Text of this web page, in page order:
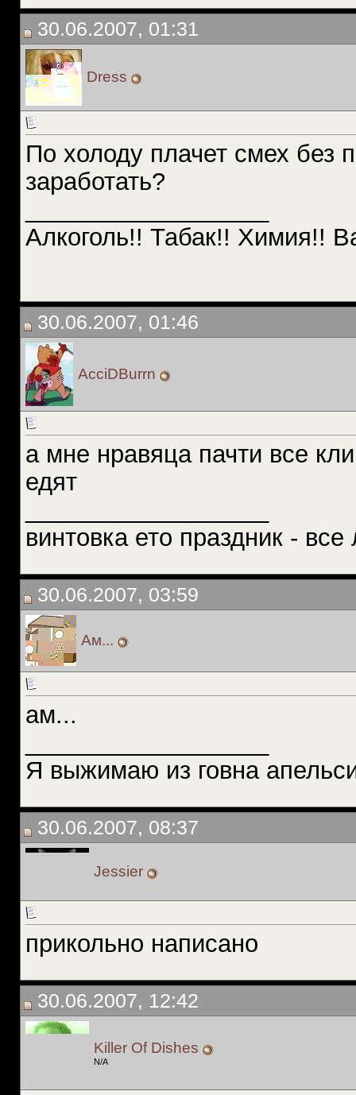
30.06.2007, 01:31
Dress
По холоду плачет смех
заработать?
Алкоголь!! Табак!! Химия!!
30.06.2007, 01:46
AcciDBurrn
а мне нравяца пачти все
едят
винтовка ето праздник - все
30.06.2007, 03:59
Ам...
ам...
Я выжимаю из говна
30.06.2007, 08:37
Jessier
прикольно написано
30.06.2007, 12:42
Killer Of Dishes
N/A